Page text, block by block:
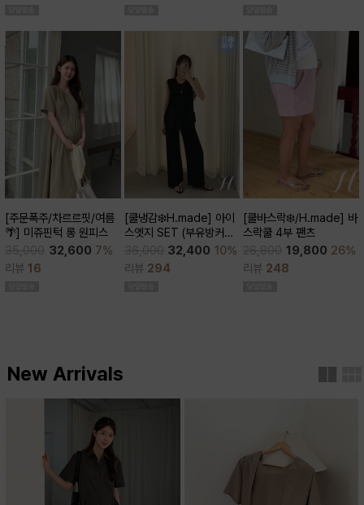
[주문폭주/차르르핏/여름
🌴] 미쥬핀턱 롱 원피스
32,600 7%
리뷰 16
[쿨냉감❄️H.made] 아이
스엣지 SET (부유방커버/
쿨세트/코디활용굿/출근
룩,데일리룩)
32,400 10%
리뷰 294
[쿨바스락❄️/H.made] 바
스락쿨 4부 팬츠
19,800 26%
리뷰 248
New Arrivals